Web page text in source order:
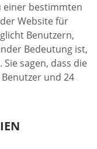
einer bestimmten
Website für
Benutzern,
Bedeutung ist,
sagen, dass die
und 24